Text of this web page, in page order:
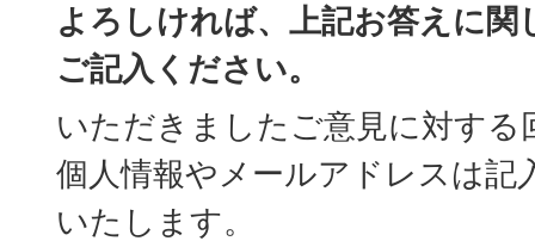
よろしければ、上記お答えに関
ご記入ください。
いただきましたご意見に対する
個人情報やメールアドレスは記
いたします。